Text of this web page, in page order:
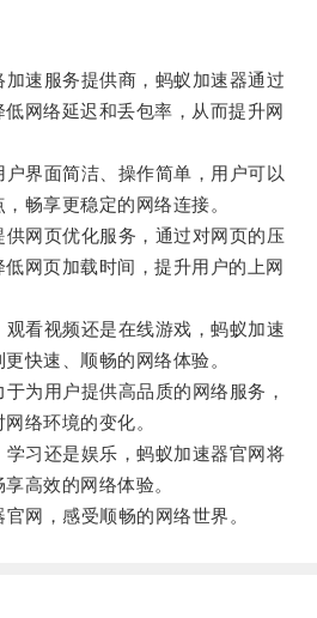
速服务提供商，蚂蚁加速器通过
网络延迟和丢包率，从而提升网
界面简洁、操作简单，用户可以
畅享更稳定的网络连接。
网页优化服务，通过对网页的压
网页加载时间，提升用户的上网
看视频还是在线游戏，蚂蚁加速
快速、顺畅的网络体验。
用户提供高品质的网络服务，
络环境的变化。
习还是娱乐，蚂蚁加速器官网将
高效的网络体验。
，感受顺畅的网络世界。